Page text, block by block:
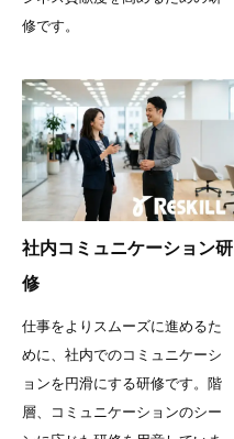
修です。
社内コミュニケーション研
修
仕事をよりスムーズに進めるた
めに、社内でのコミュニケーシ
ョンを円滑にする研修です。階
層、コミュニケーションのシー